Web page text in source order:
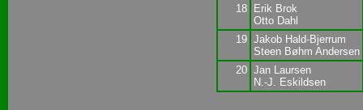
18
Erik Brok
Otto Dahl
19 Jakob Hald-Bjerrum
Steen Bøhm Andersen
20 Jan Laursen
N.-J. Eskildsen